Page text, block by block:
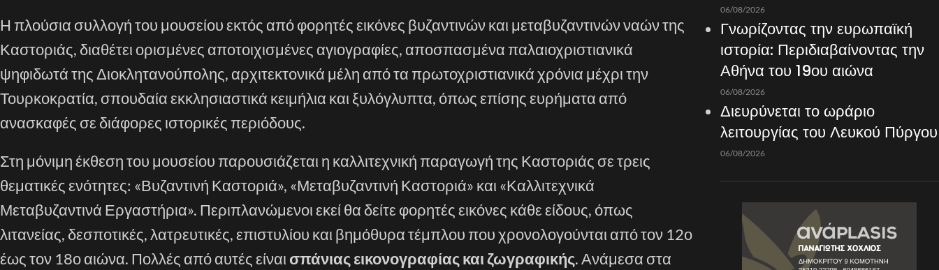
Η πλούσια συλλογή του μουσείου εκτός από φορητές εικόνες βυζαντινών και μεταβυζαντινών ναών της
Καστοριάς, διαθέτει ορισμένες αποτοιχισμένες αγιογραφίες, αποσπασμένα παλαιοχριστιανικά
ψηφιδωτά της Διοκλητανούπολης, αρχιτεκτονικά μέλη από τα πρωτοχριστιανικά χρόνια μέχρι την
Τουρκοκρατία, σπουδαία εκκλησιαστικά κειμήλια και ξυλόγλυπτα, όπως επίσης ευρήματα από
ανασκαφές σε διάφορες ιστορικές περιόδους.
Στη μόνιμη έκθεση του μουσείου παρουσιάζεται η καλλιτεχνική παραγωγή της Καστοριάς σε τρεις
θεματικές ενότητες: «Βυζαντινή Καστοριά», «Μεταβυζαντινή Καστοριά» και «Καλλιτεχνικά
Μεταβυζαντινά Εργαστήρια». Περιπλανώμενοι εκεί θα δείτε φορητές εικόνες κάθε είδους, όπως
λιτανείας, δεσποτικές, λατρευτικές, επιστυλίου και βημόθυρα τέμπλου που χρονολογούνται από τον 12ο
έως τον 18ο αιώνα. Πολλές από αυτές είναι σπάνιας εικονογραφίας και ζωγραφικής. Ανάμεσα στα
06/08/2026
Γνωρίζοντας την ευρωπαϊκή
ιστορία: Περιδιαβαίνοντας την
Αθήνα του 19ου αιώνα
06/08/2026
Διευρύνεται το ωράριο
λειτουργίας του Λευκού Πύργου
06/08/2026